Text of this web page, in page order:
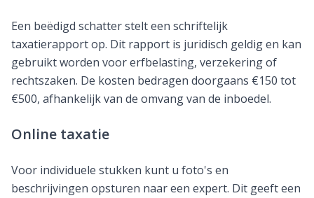
Een beëdigd schatter stelt een schriftelijk
taxatierapport op. Dit rapport is juridisch geldig en kan
gebruikt worden voor erfbelasting, verzekering of
rechtszaken. De kosten bedragen doorgaans €150 tot
€500, afhankelijk van de omvang van de inboedel.
Online taxatie
Voor individuele stukken kunt u foto's en
beschrijvingen opsturen naar een expert. Dit geeft een